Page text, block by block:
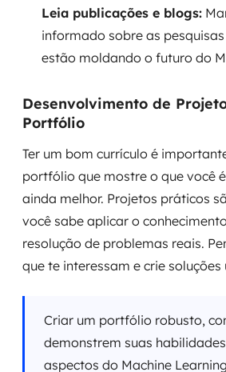
Leia publicações e blogs:
informado sobre as
estão moldando o futuro do
Desenvolvimento de
Portfólio
Ter um bom currículo é
portfólio que mostre o que você
ainda melhor. Projetos práticos
você sabe aplicar o
resolução de problemas reais.
que te interessam e crie soluções
Criar um portfólio robusto,
demonstrem suas
aspectos do Machine